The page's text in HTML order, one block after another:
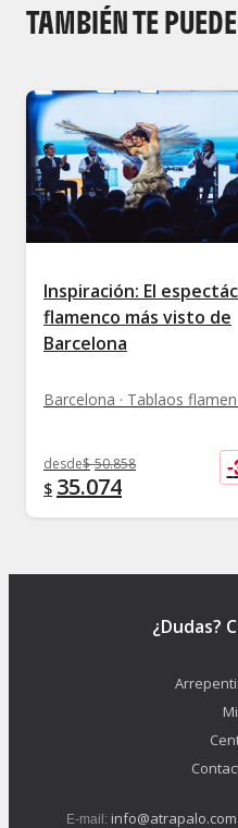
TAMBIÉN TE
Inspiración: El
flamenco más visto de
Barcelona
Barcelona · Tablaos
desde$ 50.858
$ 35.074
-
¿Dudas?
E-mail: